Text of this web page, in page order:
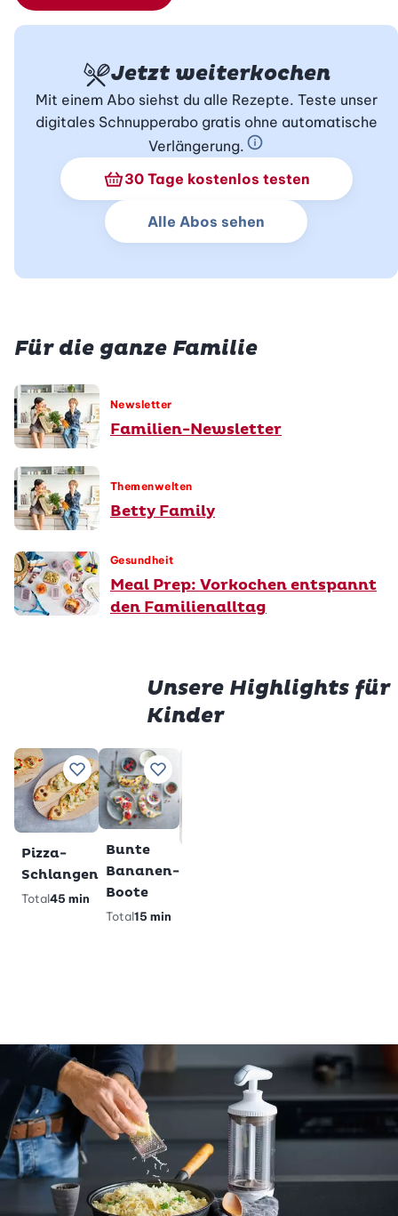
Jetzt weiterkochen
Mit einem Abo siehst du alle Rezepte. Teste unser
digitales Schnupperabo gratis ohne automatische
Verlängerung.
Schnupperabo Info
30 Tage kostenlos testen
Alle Abos sehen
Für die ganze Familie
Newsletter
Familien-Newsletter
Themenwelten
Betty Family
Gesundheit
Meal Prep: Vorkochen entspannt
den Familienalltag
Unsere Highlights für
Kinder
Zu Lieblingsrezepten hinzufügen
Pizza-
Schlangen
Total45 min
Zu Lieblingsrezepten hinzufügen
Bunte
Bananen-
Boote
Total15 min